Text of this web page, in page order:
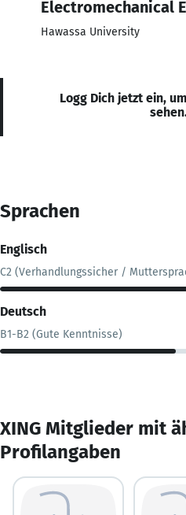
Electromechanical
Hawassa University
Logg Dich jetzt ein,
Sprachen
Englisch
C2 (Verhandlungssicher /
Deutsch
B1-B2 (Gute Kenntnisse)
XING Mitglieder mit
Profilangaben